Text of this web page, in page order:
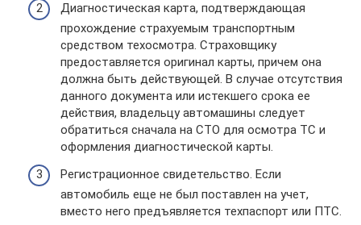
Диагностическая карта, подтверждающая
прохождение страхуемым транспортным
средством техосмотра. Страховщику
предоставляется оригинал карты, причем она
должна быть действующей. В случае отсутствия
данного документа или истекшего срока ее
действия, владельцу автомашины следует
обратиться сначала на СТО для осмотра ТС и
оформления диагностической карты.
Регистрационное свидетельство. Если
автомобиль еще не был поставлен на учет,
вместо него предъявляется техпаспорт или ПТС.